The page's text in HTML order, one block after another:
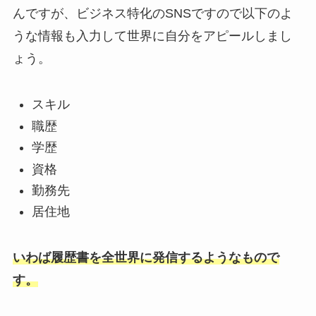
んですが、ビジネス特化のSNSですので以下のよ
うな情報も入力して世界に自分をアピールしまし
ょう。
スキル
職歴
学歴
資格
勤務先
居住地
いわば履歴書を全世界に発信するようなもので
す。